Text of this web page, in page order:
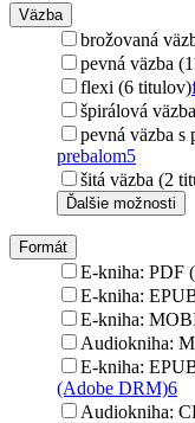
Väzba
brožovaná
pevná väzba
flexi (6 titulov)
špirálová
pevná väzba s
prebalom5
šitá väzba (2
Ďalšie možnosti
Formát
E-kniha: PDF
E-kniha:
E-kniha:
Audiokniha:
E-kniha:
(Adobe DRM)6
Audiokniha: